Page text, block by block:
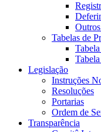
Tabelas de
Legislação
Instruções
Resoluções
Portarias
Ordem de
Transparência